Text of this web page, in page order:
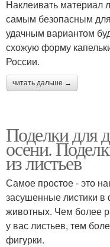
Наклеивать материал
самым безопасным
удачным вариантом
схожую форму
России.
читать дальше →
Поделки для
осени.
из листьев
Самое простое - это
засушенные листики
животных. Чем более
у вас листьев, тем
фигурки.